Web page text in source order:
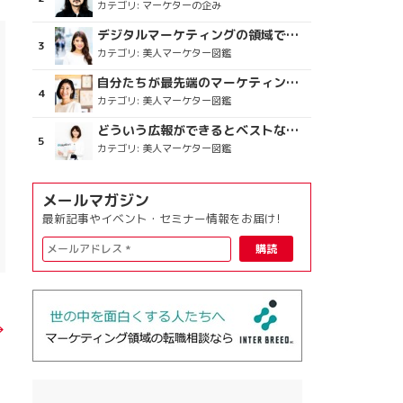
カテゴリ: マーケターの企み
デジタルマーケティングの領域で、海外というステージに
カテゴリ: 美人マーケター図鑑
自分たちが最先端のマーケティングを目指す
カテゴリ: 美人マーケター図鑑
どういう広報ができるとベストなのか
カテゴリ: 美人マーケター図鑑
メールマガジン
最新記事やイベント・セミナー情報をお届け!